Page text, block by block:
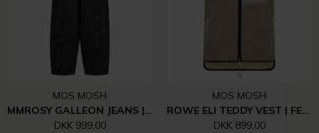
MOS MOSH
MMROSY GALLEON JEANS | 801 BLACK
DKK 999,00
MOS MOSH
ROWE ELI TEDDY VEST | FEATHER GRAY
DKK 899,00